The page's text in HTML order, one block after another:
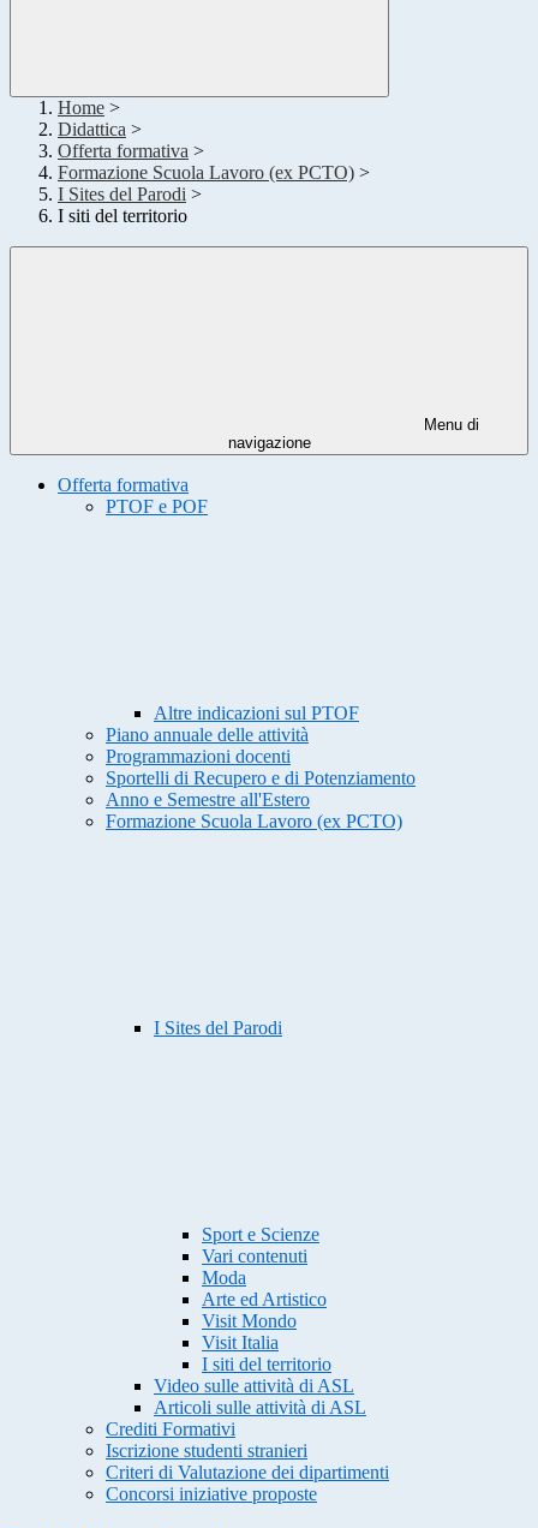
Home >
Didattica >
Offerta formativa >
Formazione Scuola Lavoro (ex PCTO) >
I Sites del Parodi >
I siti del territorio
Menu di
navigazione
Offerta formativa
PTOF e POF
Altre indicazioni sul PTOF
Piano annuale delle attività
Programmazioni docenti
Sportelli di Recupero e di Potenziamento
Anno e Semestre all'Estero
Formazione Scuola Lavoro (ex PCTO)
I Sites del Parodi
Sport e Scienze
Vari contenuti
Moda
Arte ed Artistico
Visit Mondo
Visit Italia
I siti del territorio
Video sulle attività di ASL
Articoli sulle attività di ASL
Crediti Formativi
Iscrizione studenti stranieri
Criteri di Valutazione dei dipartimenti
Concorsi iniziative proposte